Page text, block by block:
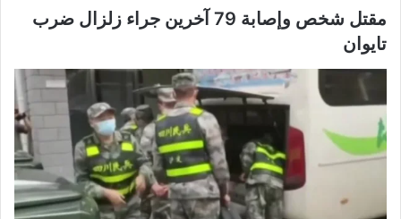
مقتل شخص وإصابة 79 آخرين جراء زلزال ضرب
تايوان